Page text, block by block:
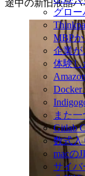
グロ
MBPか
企業が
体験し
また
Gitlab
数式入
macの
サイバ
途中の新旧液晶